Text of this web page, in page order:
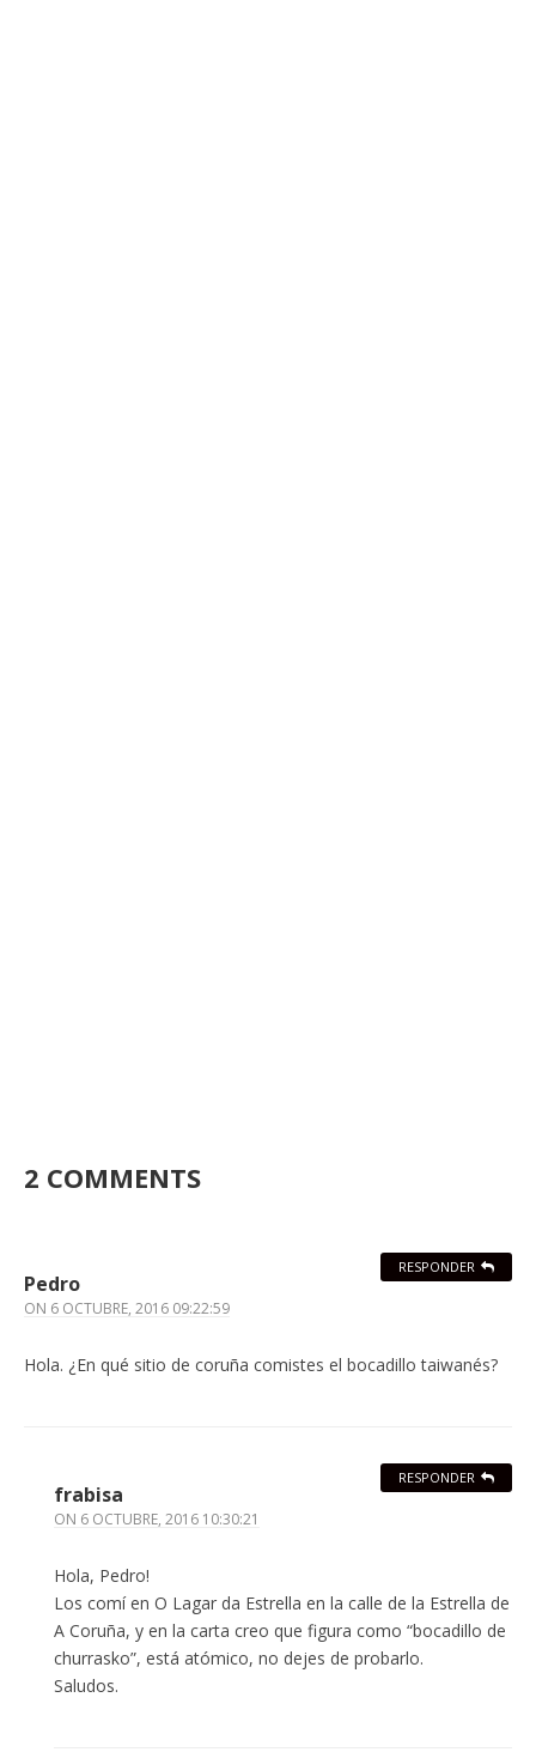
2 COMMENTS
Pedro
ON 6 OCTUBRE, 2016 09:22:59
Hola. ¿En qué sitio de coruña comistes el bocadillo taiwanés?
RESPONDER
frabisa
ON 6 OCTUBRE, 2016 10:30:21
Hola, Pedro!
Los comí en O Lagar da Estrella en la calle de la Estrella de
A Coruña, y en la carta creo que figura como “bocadillo de
churrasko”, está atómico, no dejes de probarlo.
Saludos.
RESPONDER